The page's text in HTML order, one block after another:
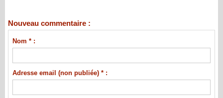
Nouveau commentaire :
Nom * :
Adresse email (non publiée) * :